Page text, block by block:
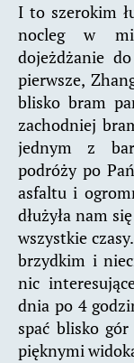
I to szerokim
nocleg w
dojeżdżanie
pierwsze,
blisko bram
zachodniej
jednym z
podróży po
asfaltu i
dłużyła nam
wszystkie
brzydkim i
nic
dnia po 4
spać blisko
pięknymi